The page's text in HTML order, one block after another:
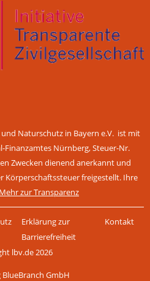
Naturschutz in Bayern e.V. ist mit
Finanzamtes Nürnberg, Steuer-Nr.
Zwecken dienend anerkannt und
Körperschaftssteuer freigestellt. Ihre
Mehr zur Transparenz
Erklärung zur
Barrierefreiheit
Kontakt
lbv.de 2026
GmbH